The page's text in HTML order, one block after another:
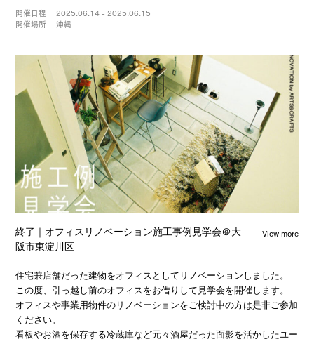
開催日程
2025.06.14 - 2025.06.15
開催場所
沖縄
終了｜オフィスリノベーション施工事例見学会＠大
阪市東淀川区
View more
住宅兼店舗だった建物をオフィスとしてリノベーションしました。
この度、引っ越し前のオフィスをお借りして見学会を開催します。
オフィスや事業用物件のリノベーションをご検討中の方は是非ご参加
ください。
看板やお酒を保存する冷蔵庫など元々酒屋だった面影を活かしたユー